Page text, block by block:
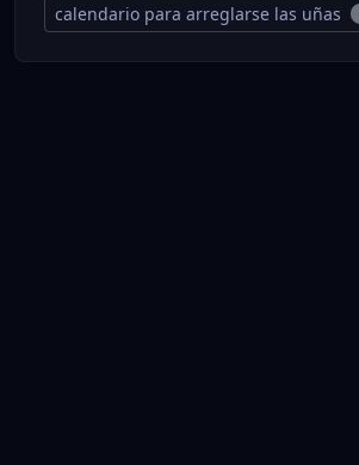
calendario para arreglarse las uñas